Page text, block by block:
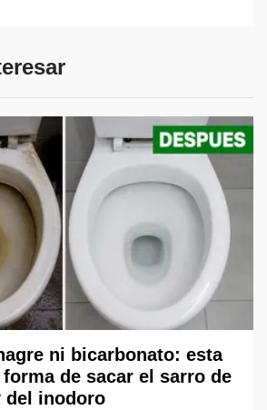
ni bicarbonato: esta
forma de sacar el sarro de
del inodoro